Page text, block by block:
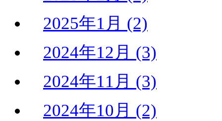
2025年1月 (2)
2024年12月 (3)
2024年11月 (3)
2024年10月 (2)